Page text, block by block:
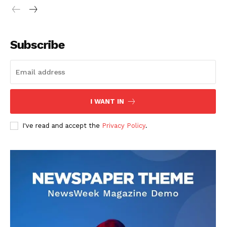
DOWNLOAD NOW
Subscribe
I WANT IN
I've read and accept the Privacy Policy.